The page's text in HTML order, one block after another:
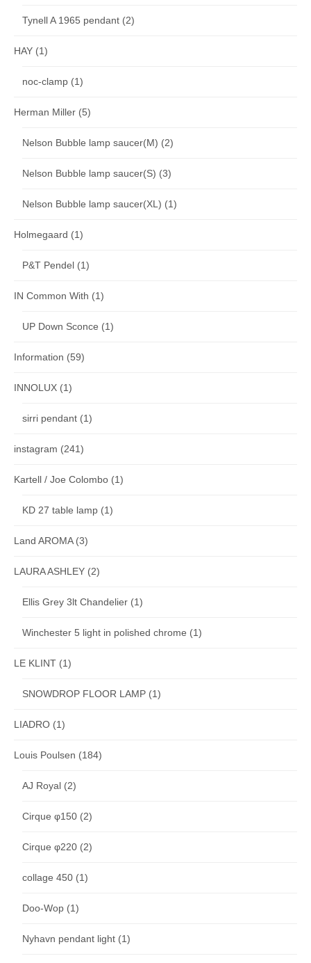
Tynell A 1965 pendant (2)
HAY (1)
noc-clamp (1)
Herman Miller (5)
Nelson Bubble lamp saucer(M) (2)
Nelson Bubble lamp saucer(S) (3)
Nelson Bubble lamp saucer(XL) (1)
Holmegaard (1)
P&T Pendel (1)
IN Common With (1)
UP Down Sconce (1)
Information (59)
INNOLUX (1)
sirri pendant (1)
instagram (241)
Kartell / Joe Colombo (1)
KD 27 table lamp (1)
Land AROMA(3)
LAURA ASHLEY (2)
Ellis Grey 3lt Chandelier (1)
Winchester 5 light in polished chrome (1)
LE KLINT (1)
SNOWDROP FLOOR LAMP (1)
LIADRO (1)
Louis Poulsen (184)
AJ Royal (2)
Cirque φ150 (2)
Cirque φ220 (2)
collage 450 (1)
Doo-Wop (1)
Nyhavn pendant light (1)